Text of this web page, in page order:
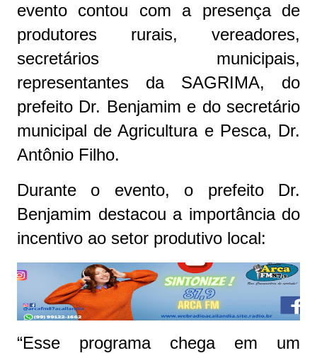
evento contou com a presença de
produtores rurais, vereadores,
secretários municipais,
representantes da SAGRIMA, do
prefeito Dr. Benjamim e do secretário
municipal de Agricultura e Pesca, Dr.
Antônio Filho.
Durante o evento, o prefeito Dr.
Benjamim destacou a importância do
incentivo ao setor produtivo local:
“Esse programa chega em um